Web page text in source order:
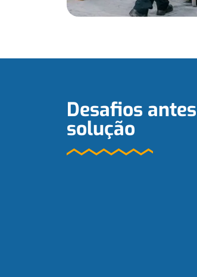
Desafios
solução